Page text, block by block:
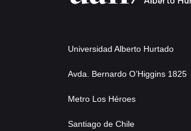
Universidad Alberto Hurtado
Avda. Bernardo O’Higgins 1825
Metro Los Héroes
Santiago de Chile